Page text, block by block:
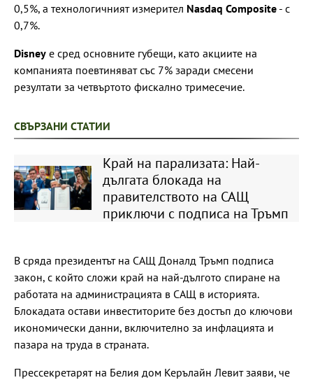
0,5%, а технологичният измерител Nasdaq Composite - с
0,7%.
Disney е сред основните губещи, като акциите на
компанията поевтиняват със 7% заради смесени
резултати за четвъртото фискално тримесечие.
СВЪРЗАНИ СТАТИИ
Край на парализата: Най-
дългата блокада на
правителството на САЩ
приключи с подписа на Тръмп
В сряда президентът на САЩ Доналд Тръмп подписа
закон, с който сложи край на най-дългото спиране на
работата на администрацията в САЩ в историята.
Блокадата остави инвеститорите без достъп до ключови
икономически данни, включително за инфлацията и
пазара на труда в страната.
Прессекретарят на Белия дом Керълайн Левит заяви, че